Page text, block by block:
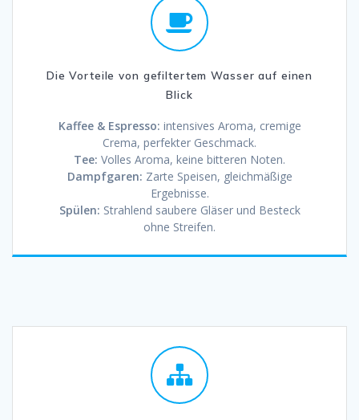
Die Vorteile von gefiltertem Wasser auf einen
Blick
Kaffee & Espresso: intensives Aroma, cremige
Crema, perfekter Geschmack.
Tee: Volles Aroma, keine bitteren Noten.
Dampfgaren: Zarte Speisen, gleichmäßige
Ergebnisse.
Spülen: Strahlend saubere Gläser und Besteck
ohne Streifen.